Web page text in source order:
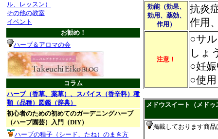
効能（効果、
効用、薬効、
作用）
抗炎
作用
注意！
○サ
しょ
○妊
○使
メドウスイート（メド
掲載しております商
ル、レッスン）
その他の教室
イベント
お勧め！
ハーブ＆アロマの会
コラム
ハーブ（香草、薬草）、スパイス（香辛料）種
類（品種）図鑑（辞典）
初心者のための初めてのガーデニングハーブ
（ハーブ園芸）入門（DIY）
ハーブの種子（シード、たね）のまき方